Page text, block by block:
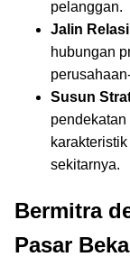
pelanggan.
Jalin
hubungan
Susun
sekitarnya.
Bermitra
Pasar